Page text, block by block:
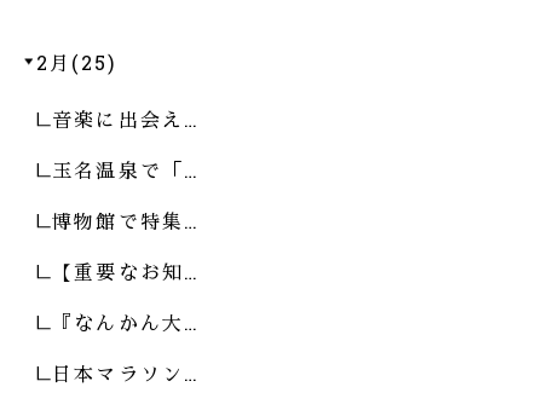
2月(25)
音楽に出会え…
玉名温泉で「…
博物館で特集…
【重要なお知…
『なんかん大…
日本マラソン…